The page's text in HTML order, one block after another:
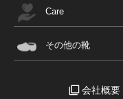
Care
その他の靴
会社概要